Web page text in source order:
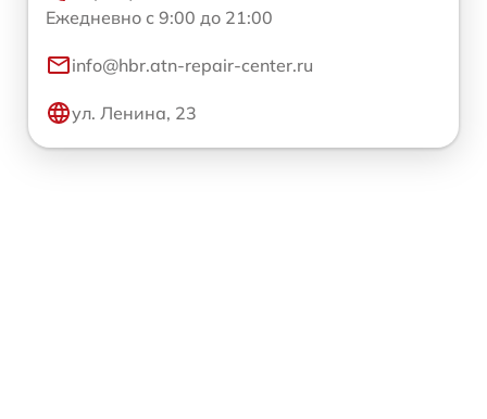
Ежедневно с 9:00 до 21:00
info@hbr.atn-repair-center.ru
ул. Ленина, 23